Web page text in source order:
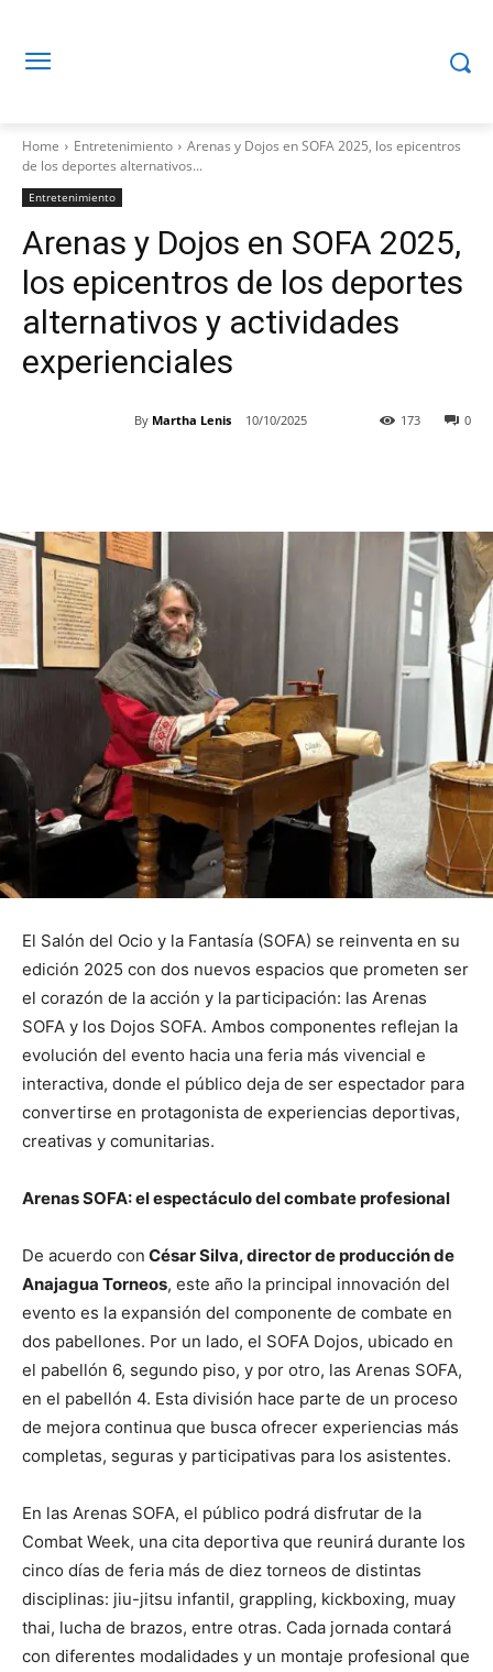
Home Entretenimiento
Arenas y Dojos en SOFA 2025, los epicentros
de los deportes alternativos...
Entretenimiento
Arenas y Dojos en SOFA 2025,
los epicentros de los deportes
alternativos y actividades
experienciales
By Martha Lenis 10/10/2025 0
173
El Salón del Ocio y la Fantasía (SOFA) se reinventa en su
edición 2025 con dos nuevos espacios que prometen ser
el corazón de la acción y la participación: las Arenas
SOFA y los Dojos SOFA. Ambos componentes reflejan la
evolución del evento hacia una feria más vivencial e
interactiva, donde el público deja de ser espectador para
convertirse en protagonista de experiencias deportivas,
creativas y comunitarias.
Arenas SOFA: el espectáculo del combate profesional
De acuerdo con César Silva, director de producción de
Anajagua Torneos, este año la principal innovación del
evento es la expansión del componente de combate en
dos pabellones. Por un lado, el SOFA Dojos, ubicado en
el pabellón 6, segundo piso, y por otro, las Arenas SOFA,
en el pabellón 4. Esta división hace parte de un proceso
de mejora continua que busca ofrecer experiencias más
completas, seguras y participativas para los asistentes.
En las Arenas SOFA, el público podrá disfrutar de la
Combat Week, una cita deportiva que reunirá durante los
cinco días de feria más de diez torneos de distintas
disciplinas: jiu-jitsu infantil, grappling, kickboxing, muay
thai, lucha de brazos, entre otras. Cada jornada contará
con diferentes modalidades y un montaje profesional que